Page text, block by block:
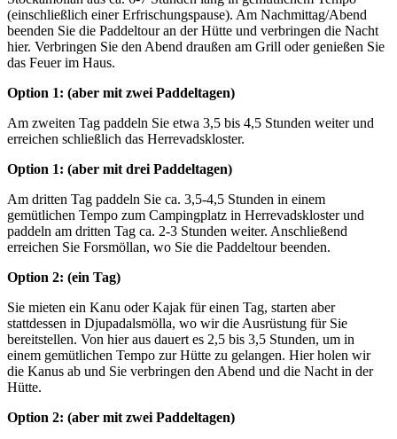
(einschließlich einer Erfrischungspause). Am Nachmittag/Abend
beenden Sie die Paddeltour an der Hütte und verbringen die Nacht
hier. Verbringen Sie den Abend draußen am Grill oder genießen Sie
das Feuer im Haus.
Option 1: (aber mit zwei Paddeltagen)
Am zweiten Tag paddeln Sie etwa 3,5 bis 4,5 Stunden weiter und
erreichen schließlich das Herrevadskloster.
Option 1: (aber mit drei Paddeltagen)
Am dritten Tag paddeln Sie ca. 3,5-4,5 Stunden in einem
gemütlichen Tempo zum Campingplatz in Herrevadskloster und
paddeln am dritten Tag ca. 2-3 Stunden weiter. Anschließend
erreichen Sie Forsmöllan, wo Sie die Paddeltour beenden.
Option 2: (ein Tag)
Sie mieten ein Kanu oder Kajak für einen Tag, starten aber
stattdessen in Djupadalsmölla, wo wir die Ausrüstung für Sie
bereitstellen. Von hier aus dauert es 2,5 bis 3,5 Stunden, um in
einem gemütlichen Tempo zur Hütte zu gelangen. Hier holen wir
die Kanus ab und Sie verbringen den Abend und die Nacht in der
Hütte.
Option 2: (aber mit zwei Paddeltagen)